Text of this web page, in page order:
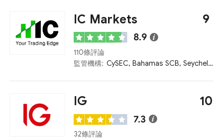
IC Markets 9
8.9
110條評論
監管機構:
CySEC, Bahamas SCB, Seychelles FSA, ASIC, FCA
IG 10
7.3
32條評論